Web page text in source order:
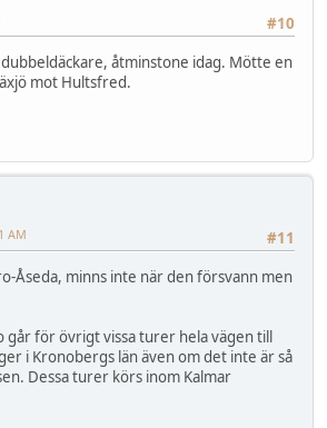
#10
åtminstone idag. Mötte en
mot Hultsfred.
#11
AM
Åseda, minns inte när den försvann men
går för övrigt vissa turer hela vägen till
i Kronobergs län även om det inte är så
Dessa turer körs inom Kalmar